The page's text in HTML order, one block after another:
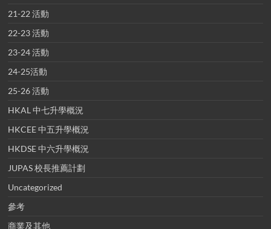
21-22 活動
22-23 活動
23-24 活動
24-25活動
25-26 活動
HKAL 中七升學概況
HKCEE 中五升學概況
HKDSE 中六升學概況
JUPAS 校長推薦計劃
Uncategorized
參考
商業及其他